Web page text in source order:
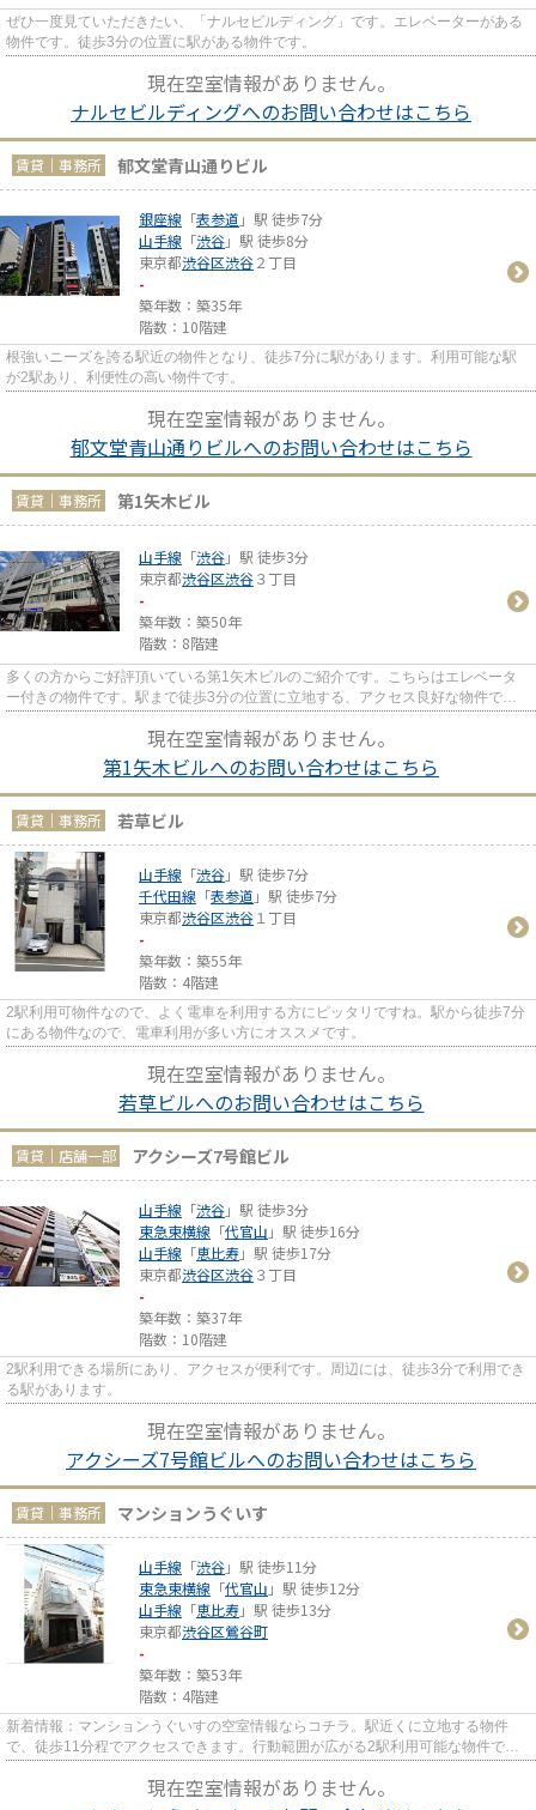
ぜひ一度見ていただきたい、「ナルセビルディング」です。エレベーターがある
物件です。徒歩3分の位置に駅がある物件です。
現在空室情報がありません。
ナルセビルディングへのお問い合わせはこちら
賃貸｜事務所 郁文堂青山通りビル
銀座線 「表参道 」駅 徒歩7分
山手線 「渋谷」駅 徒歩8分
東京都渋谷区渋谷２丁目
-
築年数：築35年
階数：10階建
根強いニーズを誇る駅近の物件となり、徒歩7分に駅があります。利用可能な駅
が2駅あり、利便性の高い物件です。
現在空室情報がありません。
郁文堂青山通りビルへのお問い合わせはこちら
賃貸｜事務所 第1矢木ビル
山手線 「渋谷」駅 徒歩3分
東京都渋谷区渋谷３丁目
-
築年数：築50年
階数：8階建
多くの方からご好評頂いている第1矢木ビルのご紹介です。こちらはエレベータ
ー付きの物件です。駅まで徒歩3分の位置に立地する、アクセス良好な物件で
現在空室情報がありません。
第1矢木ビルへのお問い合わせはこちら
賃貸｜事務所 若草ビル
山手線 「渋谷」駅 徒歩7分
千代田線 「表参道 」駅 徒歩7分
東京都渋谷区渋谷１丁目
-
築年数：築55年
階数：4階建
2駅利用可物件なので、よく電車を利用する方にピッタリですね。駅から徒歩7分
にある物件なので、電車利用が多い方にオススメです。
現在空室情報がありません。
若草ビルへのお問い合わせはこちら
賃貸｜店舗一部 アクシーズ7号館ビル
山手線 「渋谷」駅 徒歩3分
東急東横線 「代官山 」駅 徒歩16分
山手線 「恵比寿」駅 徒歩17分
東京都渋谷区渋谷３丁目
-
築年数：築37年
階数：10階建
2駅利用できる場所にあり、アクセスが便利です。周辺には、徒歩3分で利用でき
る駅があります。
現在空室情報がありません。
アクシーズ7号館ビルへのお問い合わせはこちら
賃貸｜事務所 マンションうぐいす
山手線 「渋谷」駅 徒歩11分
東急東横線 「代官山 」駅 徒歩12分
山手線 「恵比寿」駅 徒歩13分
東京都渋谷区鶯谷町
-
築年数：築53年
階数：4階建
新着情報：マンションうぐいすの空室情報ならコチラ。駅近くに立地する物件
で、徒歩11分程でアクセスできます。行動範囲が広がる2駅利用可能な物件で
現在空室情報がありません。